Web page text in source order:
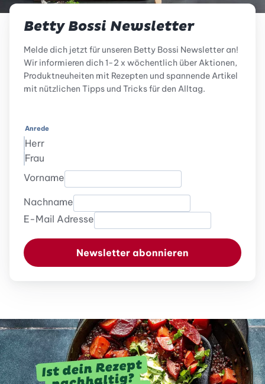
Betty Bossi Newsletter
Melde dich jetzt für unseren Betty Bossi Newsletter an!
Wir informieren dich 1-2 x wöchentlich über Aktionen,
Produktneuheiten mit Rezepten und spannende Artikel
mit nützlichen Tipps und Tricks für den Alltag.
Anrede
Herr
Frau
Vorname
Nachname
E-Mail Adresse
Newsletter abonnieren